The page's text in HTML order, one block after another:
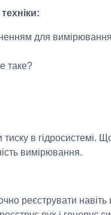
для
таке?
в гідросистемі.
вимірювання.
реєструвати навіть